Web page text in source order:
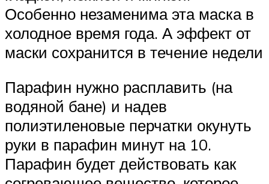
Особенно незаменима эта маска в
холодное время года. А эффект от
маски сохранится в течение недели
Парафин нужно расплавить (на
водяной бане) и надев
полиэтиленовые перчатки окунуть
руки в парафин минут на 10.
Парафин будет действовать как